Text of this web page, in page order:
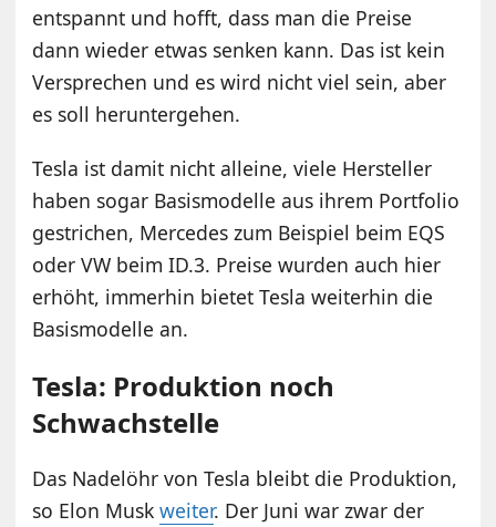
entspannt und hofft, dass man die Preise
dann wieder etwas senken kann. Das ist kein
Versprechen und es wird nicht viel sein, aber
es soll heruntergehen.
Tesla ist damit nicht alleine, viele Hersteller
haben sogar Basismodelle aus ihrem Portfolio
gestrichen, Mercedes zum Beispiel beim EQS
oder VW beim ID.3. Preise wurden auch hier
erhöht, immerhin bietet Tesla weiterhin die
Basismodelle an.
Tesla: Produktion noch
Schwachstelle
Das Nadelöhr von Tesla bleibt die Produktion,
so Elon Muskweiter. Der Juni war zwar der